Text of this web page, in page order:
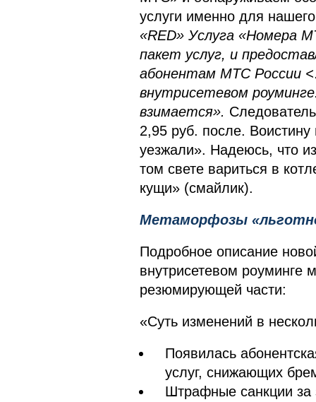
услуги именно для
«RED» Услуга «Номера
пакет услуг, и
абонентам МТС России
внутрисетевом
взимается».
2,95 руб. после.
уезжали». Надеюсь, что
том свете вариться в
кущи» (смайлик).
Метаморфозы
Подробное описание
внутрисетевом роуминге
резюмирующей части:
«Суть изменений в
Появилась
услуг, снижающих
Штрафные санкции за